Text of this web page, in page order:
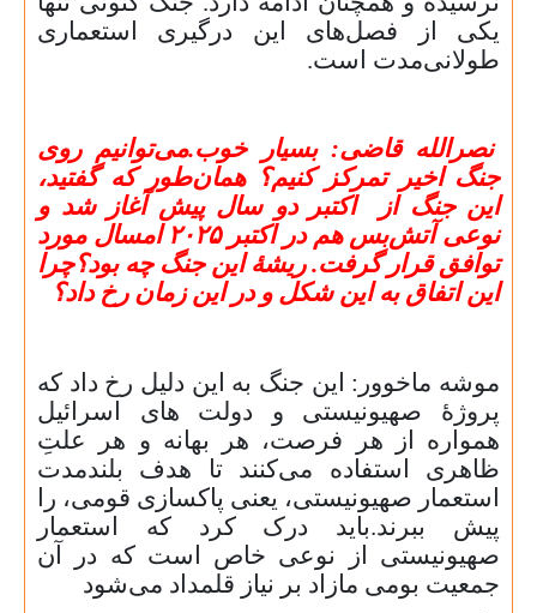
یکی از فصل‌های این درگیری استعماری
طولانی‌مدت است.
نصرالله قاضی: بسیار خوب.می‌توانیم روی
جنگ اخیر تمرکز کنیم؟ همان‌طور که گفتید،
این جنگ از اکتبر دو سال پیش آغاز شد و
نوعی آتش‌بس هم در اکتبر ۲۰۲۵
امسال مورد
توافق قرار گرفت. ریشهٔ این جنگ چه بود؟چرا
این اتفاق به این شکل و در این زمان رخ داد؟
موشه ماخوور: این جنگ به این دلیل رخ داد که
پروژهٔ صهیونیستی و دولت های اسرائیل
همواره از هر فرصت، هر بهانه و هر علتِ
ظاهری استفاده می‌کنند تا هدف بلندمدت
استعمار صهیونیستی، یعنی پاکسازی قومی، را
پیش ببرند.باید درک کرد که استعمار
صهیونیستی از نوعی خاص است که در آن
جمعیت بومی مازاد بر نیاز قلمداد می‌شود